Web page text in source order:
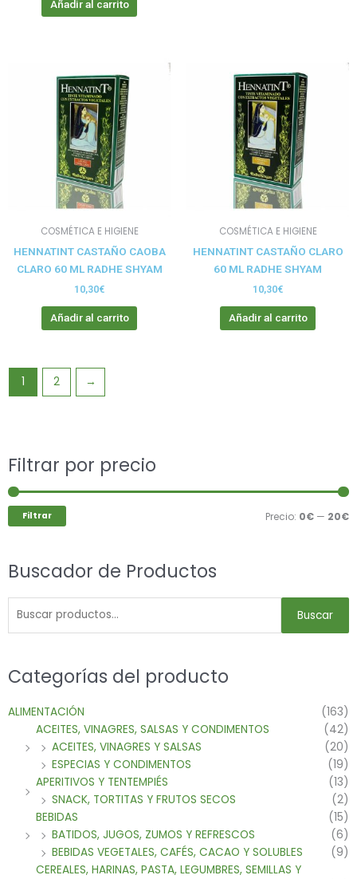
Añadir al carrito
COSMÉTICA E HIGIENE
HENNATINT CASTAÑO CAOBA
CLARO 60 ML RADHE SHYAM
10,30€
Añadir al carrito
COSMÉTICA E HIGIENE
HENNATINT CASTAÑO CLARO
60 ML RADHE SHYAM
10,30€
Añadir al carrito
1 2 →
Filtrar por precio
Filtrar Precio: 0€ — 20€
Buscador de Productos
Buscar
Buscar
Categorías del producto
ALIMENTACIÓN
(163)
ACEITES, VINAGRES, SALSAS Y CONDIMENTOS
(42)
ACEITES, VINAGRES Y SALSAS
(20)
ESPECIAS Y CONDIMENTOS
(19)
APERITIVOS Y TENTEMPIÉS
(13)
SNACK, TORTITAS Y FRUTOS SECOS
(2)
BEBIDAS
(15)
BATIDOS, JUGOS, ZUMOS Y REFRESCOS
(6)
BEBIDAS VEGETALES, CAFÉS, CACAO Y SOLUBLES
(9)
CEREALES, HARINAS, PASTA, LEGUMBRES, SEMILLAS Y